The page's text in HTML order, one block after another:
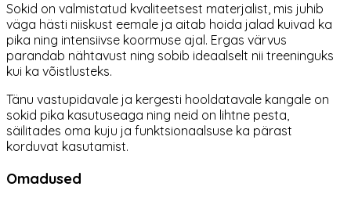
Sokid on valmistatud kvaliteetsest materjalist, mis juhib
väga hästi niiskust eemale ja aitab hoida jalad kuivad ka
pika ning intensiivse koormuse ajal. Ergas värvus
parandab nähtavust ning sobib ideaalselt nii treeninguks
kui ka võistlusteks.
Tänu vastupidavale ja kergesti hooldatavale kangale on
sokid pika kasutuseaga ning neid on lihtne pesta,
säilitades oma kuju ja funktsionaalsuse ka pärast
korduvat kasutamist.
Omadused